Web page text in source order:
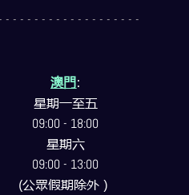
- - - - - - - - - - - - - - - - - - -
澳門:
星期一至五
09:00 - 18:00
星期六
09:00 - 13:00
(公眾假期除外）